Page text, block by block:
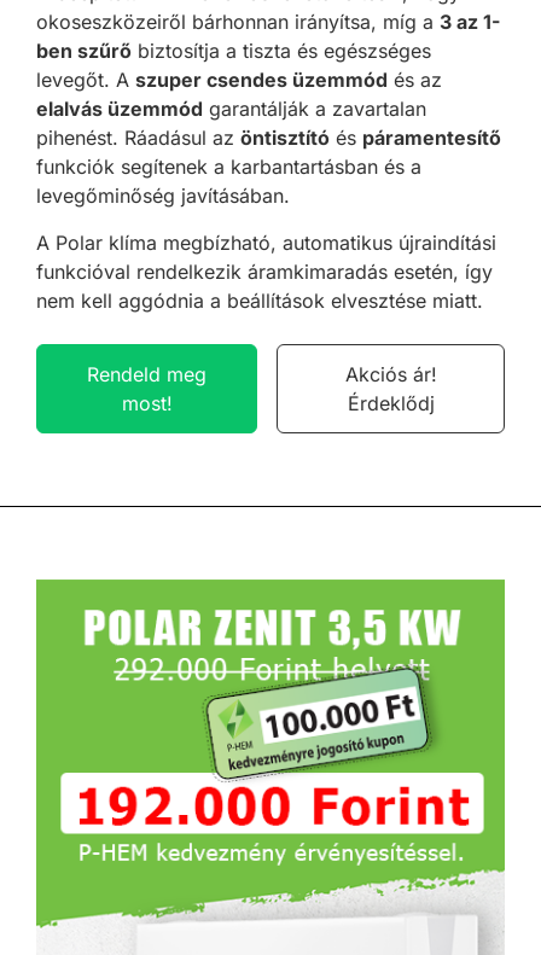
okoseszközeiről bárhonnan irányítsa, míg a 3 az 1-
ben szűrő biztosítja a tiszta és egészséges
levegőt. A szuper csendes üzemmód és az
elalvás üzemmód garantálják a zavartalan
pihenést. Ráadásul az öntisztító és páramentesítő
funkciók segítenek a karbantartásban és a
levegőminőség javításában.
A Polar klíma megbízható, automatikus újraindítási
funkcióval rendelkezik áramkimaradás esetén, így
nem kell aggódnia a beállítások elvesztése miatt.
Rendeld meg
most!
Akciós ár!
Érdeklődj